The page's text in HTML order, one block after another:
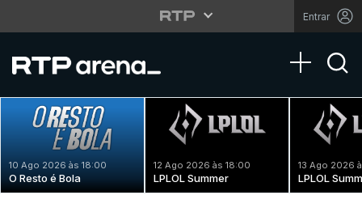
Entrar
Toggle
10 Ago 2026 às 18:00
O Resto é Bola
12 Ago 2026 às 18:00
LPLOL Summer
13 Ago 2026
LPLOL